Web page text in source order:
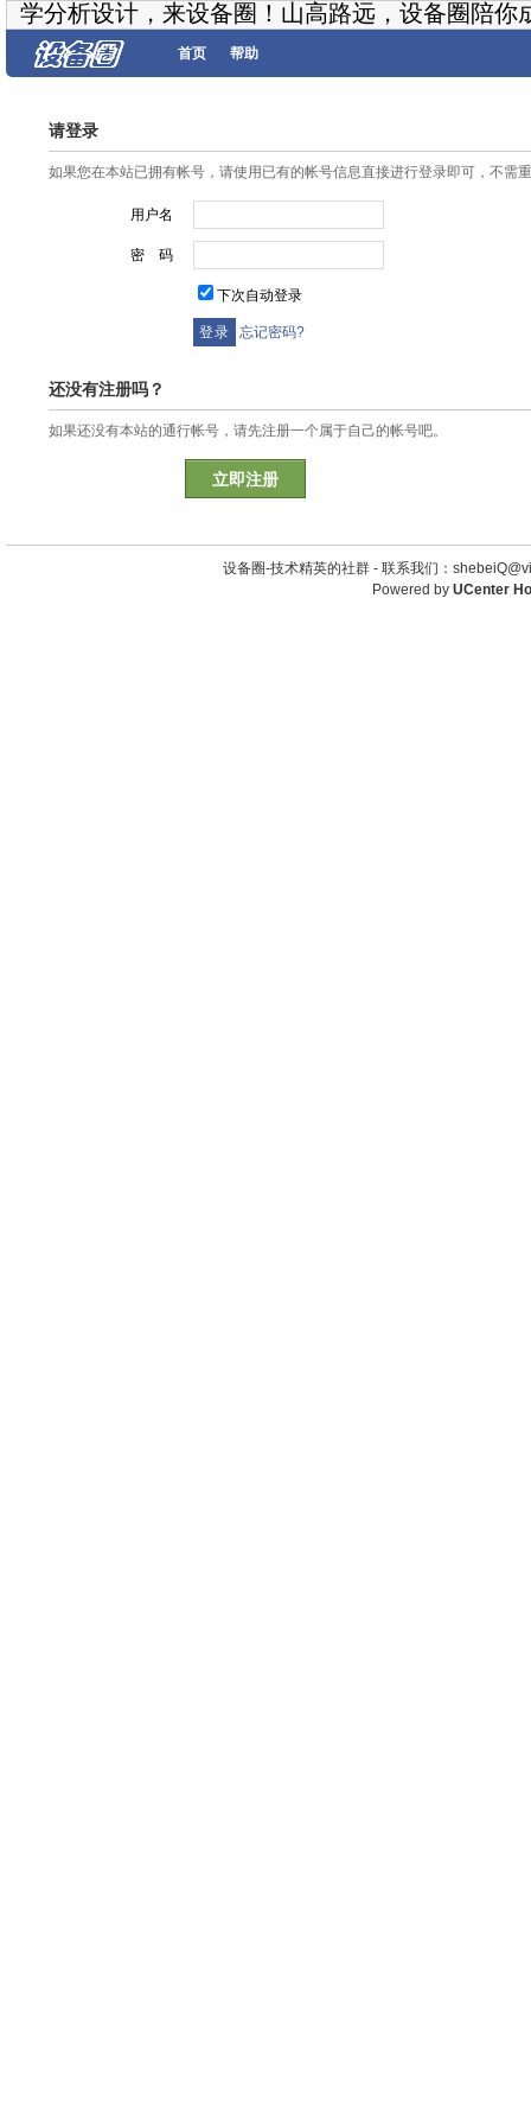
学分析设计，来设备圈！山高路远，设备圈陪你
首页 帮助
请登录
如果您在本站已拥有帐号，请使用已有的帐号信息直接进行登录即可，不需
用户名
密 码
下次自动登录
忘记密码?
还没有注册吗？
如果还没有本站的通行帐号，请先注册一个属于自己的帐号吧。
立即注册
设备圈-技术精英的社群 - 联系我们：
Powered by UCenter